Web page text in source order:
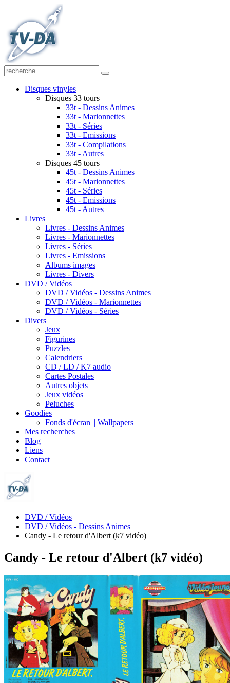
Disques vinyles
Disques 33 tours
33t - Dessins Animes
33t - Marionnettes
33t - Séries
33t - Emissions
33t - Compilations
33t - Autres
Disques 45 tours
45t - Dessins Animes
45t - Marionnettes
45t - Séries
45t - Emissions
45t - Autres
Livres
Livres - Dessins Animes
Livres - Marionnettes
Livres - Séries
Livres - Emissions
Albums images
Livres - Divers
DVD / Vidéos
DVD / Vidéos - Dessins Animes
DVD / Vidéos - Marionnettes
DVD / Vidéos - Séries
Divers
Jeux
Figurines
Puzzles
Calendriers
CD / LD / K7 audio
Cartes Postales
Autres objets
Jeux vidéos
Peluches
Goodies
Fonds d'écran || Wallpapers
Mes recherches
Blog
Liens
Contact
DVD / Vidéos
DVD / Vidéos - Dessins Animes
Candy - Le retour d'Albert (k7 vidéo)
Candy - Le retour d'Albert (k7 vidéo)